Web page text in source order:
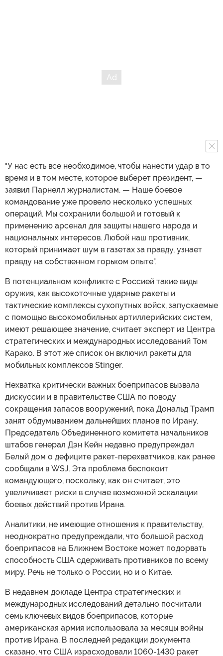
"У нас есть все необходимое, чтобы нанести удар в то
время и в том месте, которое выберет президент, —
заявил Парнелл журналистам. — Наше боевое
командование уже провело несколько успешных
операций. Мы сохранили большой и готовый к
применению арсенал для защиты нашего народа и
национальных интересов. Любой наш противник,
который принимает шум в газетах за правду, узнает
правду на собственном горьком опыте".
В потенциальном конфликте с Россией такие виды
оружия, как высокоточные ударные ракеты и
тактические комплексы сухопутных войск, запускаемые
с помощью высокомобильных артиллерийских систем,
имеют решающее значение, считает эксперт из Центра
стратегических и международных исследований Том
Карако. В этот же список он включил ракеты для
мобильных комплексов Stinger.
Нехватка критически важных боеприпасов вызвала
дискуссии и в правительстве США по поводу
сокращения запасов вооружений, пока Дональд Трамп
занят обдумыванием дальнейших планов по Ирану.
Председатель Объединенного комитета начальников
штабов генерал Дэн Кейн недавно предупреждал
Белый дом о дефиците ракет-перехватчиков, как ранее
сообщали в WSJ. Эта проблема беспокоит
командующего, поскольку, как он считает, это
увеличивает риски в случае возможной эскалации
боевых действий против Ирана.
Аналитики, не имеющие отношения к правительству,
неоднократно предупреждали, что большой расход
боеприпасов на Ближнем Востоке может подорвать
способность США сдерживать противников по всему
миру. Речь не только о России, но и о Китае.
В недавнем докладе Центра стратегических и
международных исследований детально посчитали
семь ключевых видов боеприпасов, которые
американская армия использовала за месяцы войны
против Ирана. В последней редакции документа
сказано, что США израсходовали 1060-1430 ракет